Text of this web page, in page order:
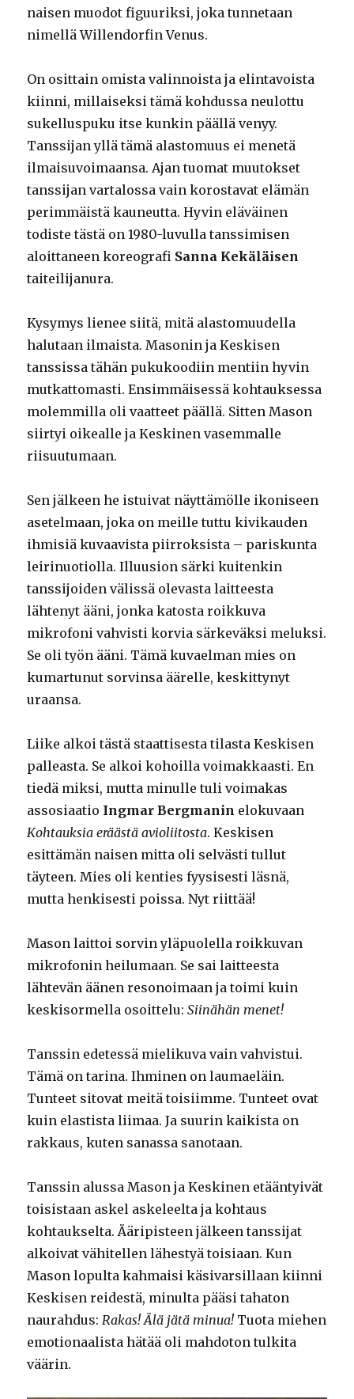
naisen muodot figuuriksi, joka tunnetaan
nimellä Willendorfin Venus.
On osittain omista valinnoista ja elintavoista
kiinni, millaiseksi tämä kohdussa neulottu
sukelluspuku itse kunkin päällä venyy.
Tanssijan yllä tämä alastomuus ei menetä
ilmaisuvoimaansa. Ajan tuomat muutokset
tanssijan vartalossa vain korostavat elämän
perimmäistä kauneutta. Hyvin eläväinen
todiste tästä on 1980-luvulla tanssimisen
aloittaneen koreografi Sanna Kekäläisen
taiteilijanura.
Kysymys lienee siitä, mitä alastomuudella
halutaan ilmaista. Masonin ja Keskisen
tanssissa tähän pukukoodiin mentiin hyvin
mutkattomasti. Ensimmäisessä kohtauksessa
molemmilla oli vaatteet päällä. Sitten Mason
siirtyi oikealle ja Keskinen vasemmalle
riisuutumaan.
Sen jälkeen he istuivat näyttämölle ikoniseen
asetelmaan, joka on meille tuttu kivikauden
ihmisiä kuvaavista piirroksista – pariskunta
leirinuotiolla. Illuusion särki kuitenkin
tanssijoiden välissä olevasta laitteesta
lähtenyt ääni, jonka katosta roikkuva
mikrofoni vahvisti korvia särkeväksi meluksi.
Se oli työn ääni. Tämä kuvaelman mies on
kumartunut sorvinsa äärelle, keskittynyt
uraansa.
Liike alkoi tästä staattisesta tilasta Keskisen
palleasta. Se alkoi kohoilla voimakkaasti. En
tiedä miksi, mutta minulle tuli voimakas
assosiaatio Ingmar Bergmanin elokuvaan
Kohtauksia eräästä avioliitosta. Keskisen
esittämän naisen mitta oli selvästi tullut
täyteen. Mies oli kenties fyysisesti läsnä,
mutta henkisesti poissa. Nyt riittää!
Mason laittoi sorvin yläpuolella roikkuvan
mikrofonin heilumaan. Se sai laitteesta
lähtevän äänen resonoimaan ja toimi kuin
keskisormella osoittelu:Siinähän menet!
Tanssin edetessä mielikuva vain vahvistui.
Tämä on tarina. Ihminen on laumaeläin.
Tunteet sitovat meitä toisiimme. Tunteet ovat
kuin elastista liimaa. Ja suurin kaikista on
rakkaus, kuten sanassa sanotaan.
Tanssin alussa Mason ja Keskinen etääntyivät
toisistaan askel askeleelta ja kohtaus
kohtaukselta. Ääripisteen jälkeen tanssijat
alkoivat vähitellen lähestyä toisiaan. Kun
Mason lopulta kahmaisi käsivarsillaan kiinni
Keskisen reidestä, minulta pääsi tahaton
naurahdus: Rakas! Älä jätä minua!Tuota miehen
emotionaalista hätää oli mahdoton tulkita
väärin.